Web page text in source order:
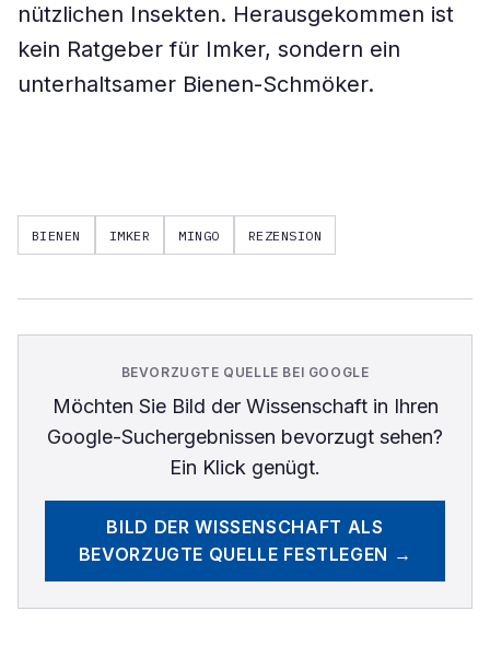
nützlichen Insekten. Herausgekommen ist
kein Ratgeber für Imker, sondern ein
unterhaltsamer Bienen-Schmöker.
BIENEN IMKER MINGO REZENSION
BEVORZUGTE QUELLE BEI GOOGLE
Möchten Sie Bild der Wissenschaftin Ihren
Google-Suchergebnissen bevorzugt sehen?
Ein Klick genügt.
BILD DER WISSENSCHAFT ALS
BEVORZUGTE QUELLE FESTLEGEN →